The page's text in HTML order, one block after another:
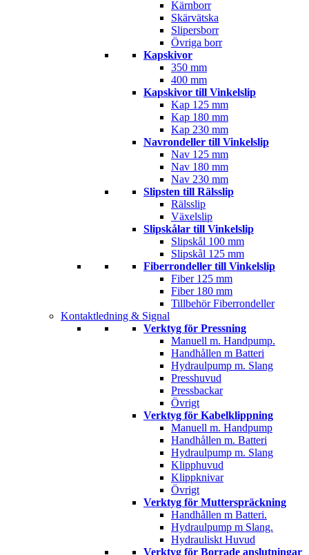
Kärnborr
Skärvätska
Slipersborr
Övriga borr
Kapskivor
350 mm
400 mm
Kapskivor till Vinkelslip
Kap 125 mm
Kap 180 mm
Kap 230 mm
Navrondeller till Vinkelslip
Nav 125 mm
Nav 180 mm
Nav 230 mm
Slipsten till Rälsslip
Rälsslip
Växelslip
Slipskålar till Vinkelslip
Slipskål 100 mm
Slipskål 125 mm
Fiberrondeller till Vinkelslip
Fiber 125 mm
Fiber 180 mm
Tillbehör Fiberrondeller
Kontaktledning & Signal
Verktyg för Pressning
Manuell m. Handpump.
Handhållen m Batteri
Hydraulpump m. Slang
Presshuvud
Pressbackar
Övrigt
Verktyg för Kabelklippning
Manuell m. Handpump
Handhållen m. Batteri
Hydraulpump m. Slang
Klipphuvud
Klippknivar
Övrigt
Verktyg för Mutterspräckning
Handhållen m Batteri.
Hydraulpump m Slang.
Hydrauliskt Huvud
Verktyg för Borrade anslutningar